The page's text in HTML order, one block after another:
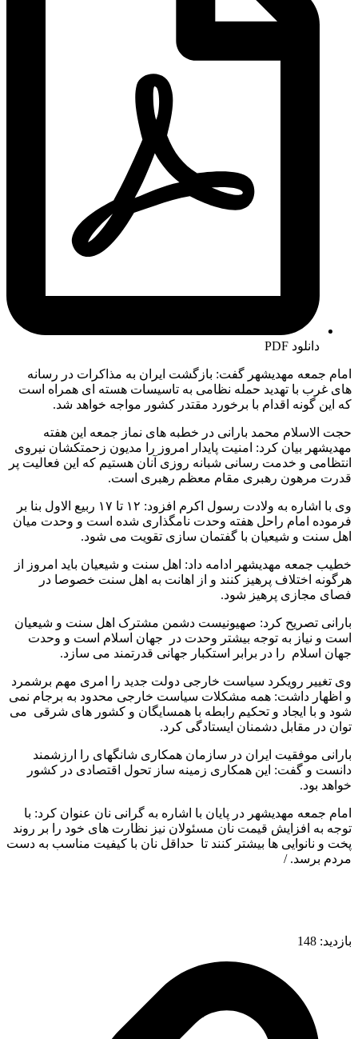
دانلود PDF
امام جمعه مهدیشهر گفت: بازگشت ایران به مذاکرات در رسانه
های غرب با تهدید حمله نظامی به تاسیسات هسته ای همراه است
که این گونه اقدام با برخورد مقتدر کشور مواجه خواهد شد.
حجت الاسلام محمد بارانی در خطبه های نماز جمعه این هفته
مهدیشهر بیان کرد: امنیت پایدار امروز را مدیون زحمتکشان نیروی
انتظامی و خدمت رسانی شبانه روزی آنان هستیم که این فعالیت پر
قدرت مرهون رهبری مقام معظم رهبری است.
وی با اشاره به ولادت رسول اکرم افزود: ۱۲ تا ۱۷ ربیع الاول بنا بر
فرموده امام راحل هفته وحدت نامگذاری شده است و وحدت میان
اهل سنت و شیعیان با گفتمان سازی تقویت می شود.
خطیب جمعه مهدیشهر ادامه داد: اهل سنت و شیعیان باید امروز از
هرگونه اختلاف پرهیز کنند و از اهانت به اهل سنت خصوصا در
فصای مجازی پرهیز شود.
بارانی تصریح کرد: صهیونیست دشمن مشترک اهل سنت و شیعیان
است و نیاز به توجه بیشتر وحدت در جهان اسلام است و وحدت
جهان اسلام را در برابر استکبار جهانی قدرتمند می سازد.
وی تغییر رویکرد سیاست خارجی دولت جدید را امری مهم برشمرد
و اظهار داشت: همه مشکلات سیاست خارجی محدود به برجام نمی
شود و با ایجاد و تحکیم رابطه با همسایگان و کشور های شرقی می
توان در مقابل دشمنان ایستادگی کرد.
بارانی موفقیت ایران در سازمان همکاری شانگهای را ارزشمند
دانست و گفت: این همکاری زمینه ساز تحول اقتصادی در کشور
خواهد بود.
امام جمعه مهدیشهر در پایان با اشاره به گرانی نان عنوان کرد: با
توجه به افزایش قیمت نان مسئولان نیز نظارت های خود را بر روند
پخت و نانوایی ها بیشتر کنند تا حداقل نان با کیفیت مناسب به دست
مردم برسد. /
بازدید: 148